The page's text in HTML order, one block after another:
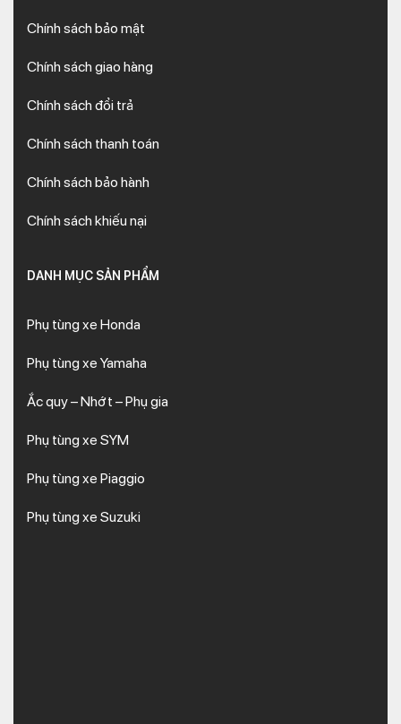
Chính sách bảo mật
Chính sách giao hàng
Chính sách đổi trả
Chính sách thanh toán
Chính sách bảo hành
Chính sách khiếu nại
DANH MỤC SẢN PHẨM
Phụ tùng xe Honda
Phụ tùng xe Yamaha
Ắc quy – Nhớt – Phụ gia
Phụ tùng xe SYM
Phụ tùng xe Piaggio
Phụ tùng xe Suzuki